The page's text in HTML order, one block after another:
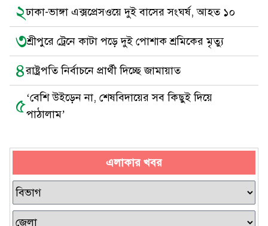
২ঢাকা-ভাঙ্গা এক্সপ্রেসওয়ে দুই বাসের সংঘর্ষ, আহত ১০
৩শ্রীপুরে ট্রেনে কাটা পড়ে দুই পোশাক শ্রমিকের মৃত্যু
৪রাষ্ট্রপতি নির্বাচনে প্রার্থী দিচ্ছে জামায়াত
৫‘বেশি উইড়েন না, শেষবিদায়ের সব কিছুই দিয়ে
পাঠালাম’
এলাকার খবর